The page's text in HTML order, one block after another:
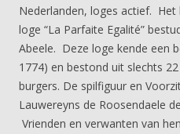
Nederlanden, loges actief.
loge “La Parfaite Egalité”
Abeele. Deze loge kende een
1774) en bestond uit slechts
burgers. De spilfiguur en
Lauwereyns de Roosendaele
Vrienden en verwanten van